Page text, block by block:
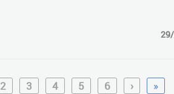
2 3 4 5 6 › »